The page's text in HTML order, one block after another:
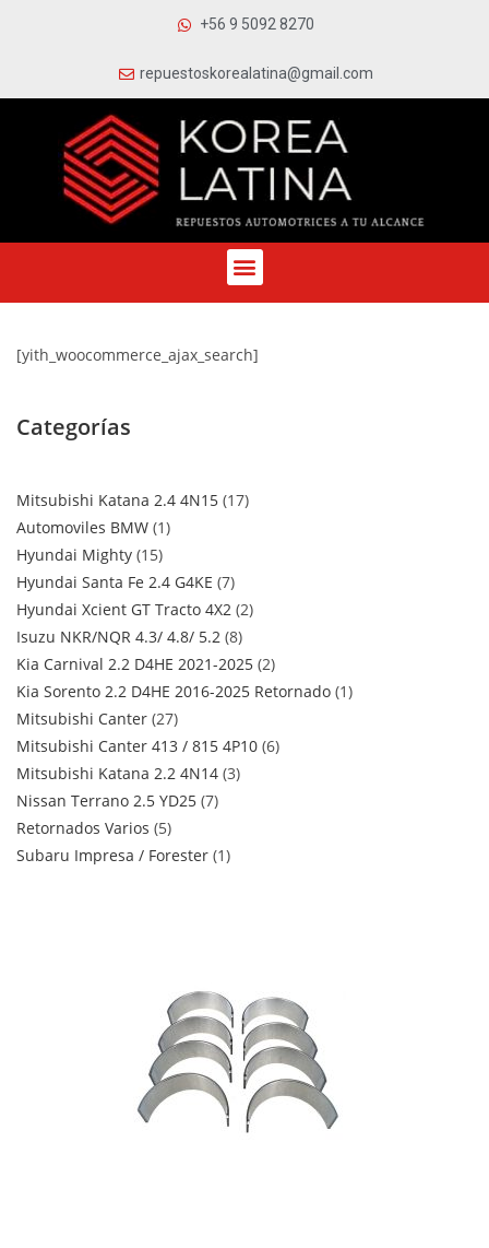
+56 9 5092 8270
repuestoskorealatina@gmail.com
[yith_woocommerce_ajax_search]
Categorías
Mitsubishi Katana 2.4 4N15 17
Automoviles BMW 1
Hyundai Mighty 15
Hyundai Santa Fe 2.4 G4KE 7
Hyundai Xcient GT Tracto 4X2 2
Isuzu NKR/NQR 4.3/ 4.8/ 5.2 8
Kia Carnival 2.2 D4HE 2021-2025 2
Kia Sorento 2.2 D4HE 2016-2025 Retornado 1
Mitsubishi Canter 27
Mitsubishi Canter 413 / 815 4P10 6
Mitsubishi Katana 2.2 4N14 3
Nissan Terrano 2.5 YD25 7
Retornados Varios 5
Subaru Impresa / Forester 1